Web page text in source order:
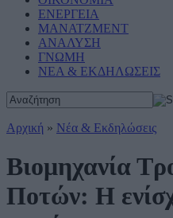
ΕΝΕΡΓΕΙΑ
ΜΑΝΑΤΖΜΕΝΤ
ΑΝΑΛΥΣΗ
ΓΝΩΜΗ
ΝΕΑ & ΕΚΔΗΛΩΣΕΙΣ
Αρχική » Νέα & Εκδηλώσεις
Βιομηχανία
Ποτών: Η